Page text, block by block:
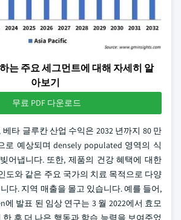
는 주요 세그먼트에 대해 자세히 알
아보기
무료 PDF 다운로드
타 글루칸 산업 수익은 2032 년까지 80 만
로 예상되며 densely populated 영역의 식
어냅니다. 또한, 제품의 건강 혜택에 대한
도와 같은 주요 국가의 치료 목적으로 다양
다. 지역 매출을 몰고 있습니다. 예를 들어,
에 발표 된 임상 연구는 3 월 2022에서 효모
후 더 나은 행동과 학습 능력을 보여주었